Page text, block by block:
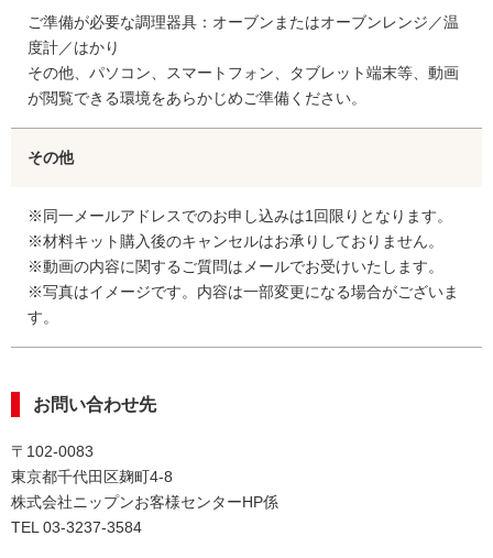
ご準備が必要な調理器具：オーブンまたはオーブンレンジ／温
度計／はかり
その他、パソコン、スマートフォン、タブレット端末等、動画
が閲覧できる環境をあらかじめご準備ください。
その他
※同一メールアドレスでのお申し込みは1回限りとなります。
※材料キット購入後のキャンセルはお承りしておりません。
※動画の内容に関するご質問はメールでお受けいたします。
※写真はイメージです。内容は一部変更になる場合がございま
す。
お問い合わせ先
〒102-0083
東京都千代田区麹町4-8
株式会社ニップンお客様センターHP係
TEL 03-3237-3584